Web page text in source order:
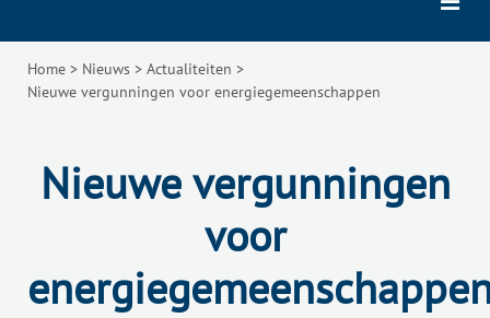
Home > Nieuws > Actualiteiten >
Nieuwe vergunningen voor energiegemeenschappen
Nieuwe vergunningen
voor